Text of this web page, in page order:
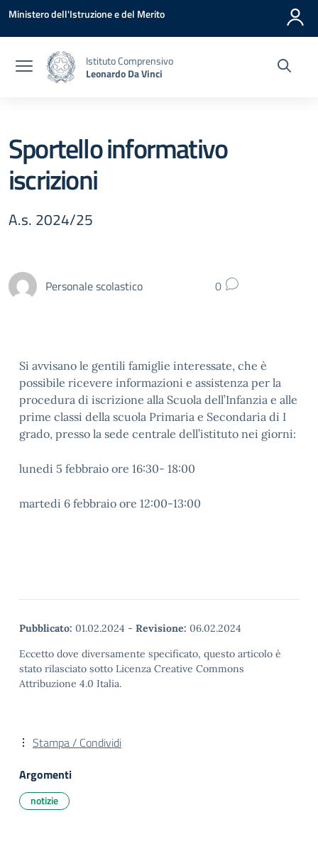
Vai ai contenuti
Vai al menu di navigazione
Vai al footer
Ministero dell'Istruzione e del Merito
Istituto Comprensivo
Leonardo Da Vinci
Sportello informativo
iscrizioni
A.s. 2024/25
Personale scolastico 0
Si avvisano le gentili famiglie interessate, che è
possibile ricevere informazioni e assistenza per la
procedura di iscrizione alla Scuola dell’Infanzia e alle
prime classi della scuola Primaria e Secondaria di I
grado, presso la sede centrale dell’istituto nei giorni:
lunedi 5 febbraio ore 16:30- 18:00
martedi 6 febbraio ore 12:00-13:00
Pubblicato: 01.02.2024 - Revisione: 06.02.2024
Eccetto dove diversamente specificato, questo articolo è
stato rilasciato sotto Licenza Creative Commons
Attribuzione 4.0 Italia.
Stampa / Condividi
Argomenti
notizie